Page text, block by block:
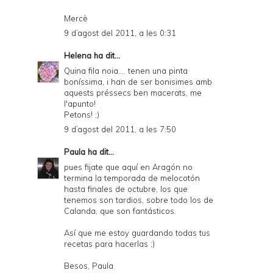
Mercè
9 d’agost del 2011, a les 0:31
Helena ha dit...
Quina fila noia.... tenen una pinta
boníssima, i han de ser bonisimes amb
aquests préssecs ben macerats, me
l'apunto!
Petons! ;)
9 d’agost del 2011, a les 7:50
Paula ha dit...
pues fijate que aquí en Aragón no
termina la temporada de melocotón
hasta finales de octubre, los que
tenemos son tardios, sobre todo los de
Calanda, que son fantásticos.
Así que me estoy guardando todas tus
recetas para hacerlas ;)
Besos, Paula